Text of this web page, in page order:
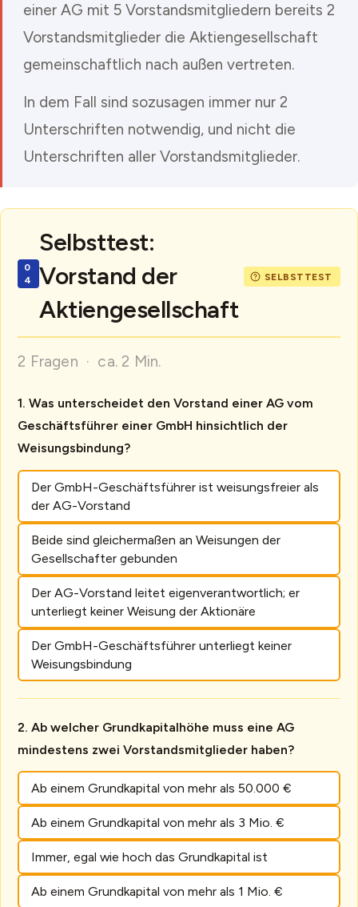
einer AG mit 5 Vorstandsmitgliedern bereits 2
Vorstandsmitglieder die Aktiengesellschaft
gemeinschaftlich nach außen vertreten.
In dem Fall sind sozusagen immer nur 2
Unterschriften notwendig, und nicht die
Unterschriften aller Vorstandsmitglieder.
Selbsttest:
Vorstand der
Aktiengesellschaft
2 Fragen · ca. 2 Min.
Was unterscheidet den Vorstand einer AG vom
Geschäftsführer einer GmbH hinsichtlich der
Weisungsbindung?
Der GmbH-Geschäftsführer ist weisungsfreier als
der AG-Vorstand
Beide sind gleichermaßen an Weisungen der
Gesellschafter gebunden
Der AG-Vorstand leitet eigenverantwortlich; er
unterliegt keiner Weisung der Aktionäre
Der GmbH-Geschäftsführer unterliegt keiner
Weisungsbindung
Ab welcher Grundkapitalhöhe muss eine AG
mindestens zwei Vorstandsmitglieder haben?
Ab einem Grundkapital von mehr als 50.000 €
Ab einem Grundkapital von mehr als 3 Mio. €
Immer, egal wie hoch das Grundkapital ist
Ab einem Grundkapital von mehr als 1 Mio. €